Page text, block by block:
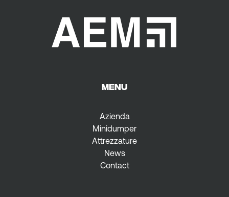
MENU
Azienda
Minidumper
Attrezzature
News
Contact